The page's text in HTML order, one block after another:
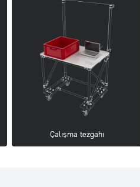
Çalışma tezgahı